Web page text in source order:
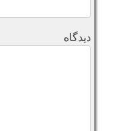
دیدگاه